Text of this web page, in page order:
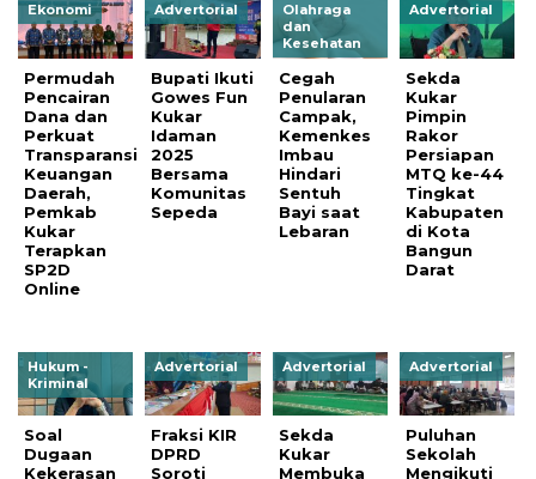
Ekonomi
Permudah
Pencairan
Dana dan
Perkuat
Transparansi
Keuangan
Daerah,
Pemkab
Kukar
Terapkan
SP2D
Online
Advertorial
Bupati Ikuti
Gowes Fun
Kukar
Idaman
2025
Bersama
Komunitas
Sepeda
Olahraga
dan
Kesehatan
Cegah
Penularan
Campak,
Kemenkes
Imbau
Hindari
Sentuh
Bayi saat
Lebaran
Advertorial
Sekda
Kukar
Pimpin
Rakor
Persiapan
MTQ ke-44
Tingkat
Kabupaten
di Kota
Bangun
Darat
Hukum -
Kriminal
Soal
Dugaan
Kekerasan
Advertorial
Fraksi KIR
DPRD
Soroti
Advertorial
Sekda
Kukar
Membuka
Advertorial
Puluhan
Sekolah
Mengikuti